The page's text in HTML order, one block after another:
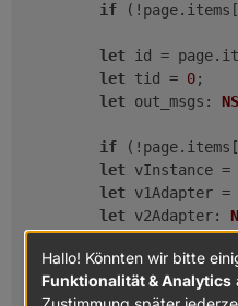
if (!page. items [
let id = page.
let tid = 0;
let out_msgs :
if (!page. items [
let vInstance =
let v1Adapter
let v2Adapter:
let
Hallo! Könnten wir bitte
Funktionalität & Analytics